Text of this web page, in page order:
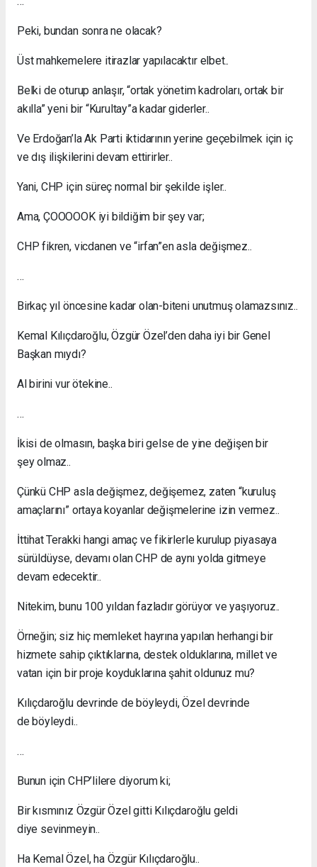
Peki, bundan sonra ne olacak?
Üst mahkemelere itirazlar yapılacaktır elbet..
Belki de oturup anlaşır, “ortak yönetim kadroları, ortak bir
akılla” yeni bir “Kurultay”a kadar giderler..
Ve Erdoğan’la Ak Parti iktidarının yerine geçebilmek için iç
ve dış ilişkilerini devam ettirirler..
Yani, CHP için süreç normal bir şekilde işler..
Ama, ÇOOOOOK iyi bildiğim bir şey var;
CHP fikren, vicdanen ve “irfan”en asla değişmez..
…
Birkaç yıl öncesine kadar olan-biteni unutmuş olamazsınız..
Kemal Kılıçdaroğlu, Özgür Özel’den daha iyi bir Genel
Başkan mıydı?
Al birini vur ötekine..
…
İkisi de olmasın, başka biri gelse de yine değişen bir
şey olmaz..
Çünkü CHP asla değişmez, değişemez, zaten “kuruluş
amaçlarını” ortaya koyanlar değişmelerine izin vermez..
İttihat Terakki hangi amaç ve fikirlerle kurulup piyasaya
sürüldüyse, devamı olan CHP de aynı yolda gitmeye
devam edecektir..
Nitekim, bunu 100 yıldan fazladır görüyor ve yaşıyoruz..
Örneğin; siz hiç memleket hayrına yapılan herhangi bir
hizmete sahip çıktıklarına, destek olduklarına, millet ve
vatan için bir proje koyduklarına şahit oldunuz mu?
Kılıçdaroğlu devrinde de böyleydi, Özel devrinde
de böyleydi..
…
Bunun için CHP’lilere diyorum ki;
Bir kısmınız Özgür Özel gitti Kılıçdaroğlu geldi
diye sevinmeyin..
Ha Kemal Özel, ha Özgür Kılıçdaroğlu..